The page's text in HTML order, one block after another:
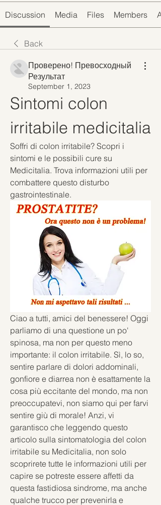
Discussion Media Files Members
Back
Проверено! Превосходный
Результат
September 1, 2023
Sintomi colon
irritabile medicitalia
Soffri di colon irritabile? Scopri i
sintomi e le possibili cure su
Medicitalia. Trova informazioni utili per
combattere questo disturbo
gastrointestinale.
Ciao a tutti, amici del benessere! Oggi
parliamo di una questione un po'
spinosa, ma non per questo meno
importante: il colon irritabile. Sì, lo so,
sentire parlare di dolori addominali,
gonfiore e diarrea non è esattamente la
cosa più eccitante del mondo, ma non
preoccupatevi, non siamo qui per farvi
sentire giù di morale! Anzi, vi
garantisco che leggendo questo
articolo sulla sintomatologia del colon
irritabile su Medicitalia, non solo
scoprirete tutte le informazioni utili per
capire se potreste essere affetti da
questa fastidiosa sindrome, ma anche
qualche trucco per prevenirla e